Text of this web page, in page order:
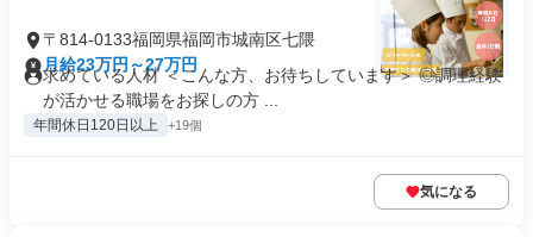
〒814-0133福岡県福岡市城南区七隈
月給23万円～27万円
求めている人材 ＜こんな方、お待ちしています＞ ◎調理経験
が活かせる職場をお探しの方 ...
年間休日120日以上 +19個
気になる